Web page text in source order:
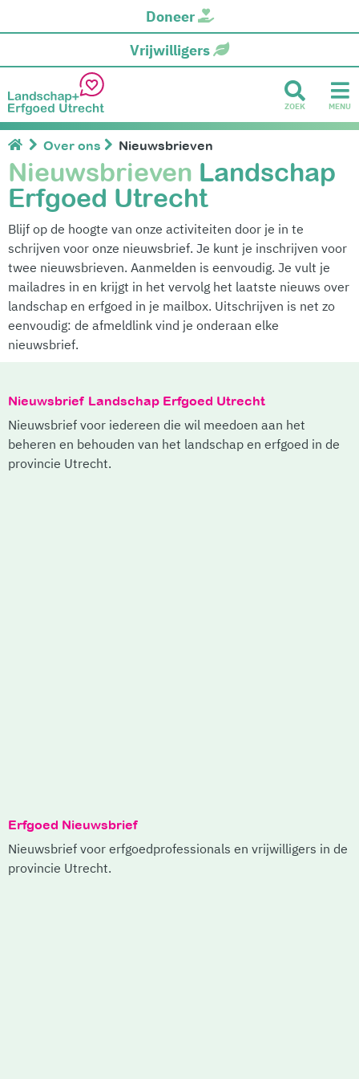
Doneer
Vrijwilligers
ZOEK MENU
Over ons Nieuwsbrieven
Nieuwsbrieven Landschap
Erfgoed Utrecht
Blijf op de hoogte van onze activiteiten door je in te
schrijven voor onze nieuwsbrief. Je kunt je inschrijven voor
twee nieuwsbrieven. Aanmelden is eenvoudig. Je vult je
mailadres in en krijgt in het vervolg het laatste nieuws over
landschap en erfgoed in je mailbox. Uitschrijven is net zo
eenvoudig: de afmeldlink vind je onderaan elke
nieuwsbrief.
Nieuwsbrief Landschap Erfgoed Utrecht
Nieuwsbrief voor iedereen die wil meedoen aan het
beheren en behouden van het landschap en erfgoed in de
provincie Utrecht.
Erfgoed Nieuwsbrief
Nieuwsbrief voor erfgoedprofessionals en vrijwilligers in de
provincie Utrecht.